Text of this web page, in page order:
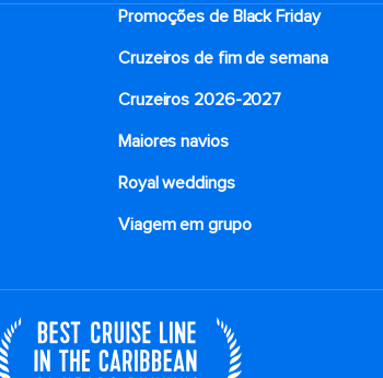
Promoções de Black Friday
Cruzeiros de fim de semana
Cruzeiros 2026-2027
Maiores navios
Royal weddings
Viagem em grupo